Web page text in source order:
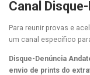
Canal
Para reunir provas e
um canal específico
Disque-Denúncia
envio de prints do